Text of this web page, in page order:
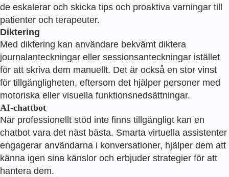
de eskalerar och skicka tips och proaktiva varningar till
patienter och terapeuter.
Diktering
Med diktering kan användare bekvämt diktera
journalanteckningar eller sessionsanteckningar istället
för att skriva dem manuellt. Det är också en stor vinst
för tillgängligheten, eftersom det hjälper personer med
motoriska eller visuella funktionsnedsättningar.
AI-chattbot
När professionellt stöd inte finns tillgängligt kan en
chatbot vara det näst bästa. Smarta virtuella assistenter
engagerar användarna i konversationer, hjälper dem att
känna igen sina känslor och erbjuder strategier för att
hantera dem.